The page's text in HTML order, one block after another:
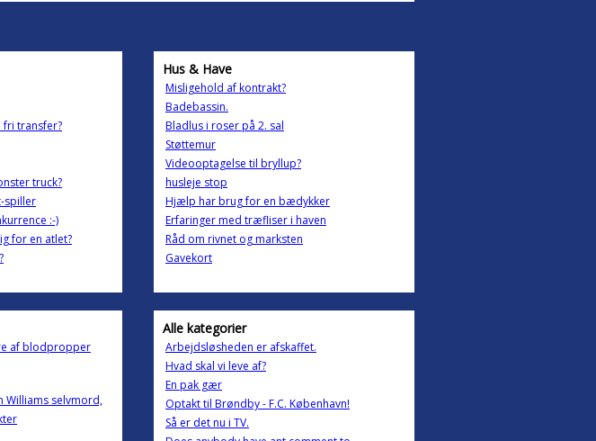
fri transfer?
truck?
spiller
:-)
for en atlet?
Hus & Have
Misligehold af kontrakt?
Badebassin.
Bladlus i roser på 2. sal
Støttemur
Videooptagelse til bryllup?
husleje stop
Hjælp har brug for en bædykker
Erfaringer med træfliser i haven
Råd om rivnet og marksten
Gavekort
af blodpropper
Williams selvmord,
Alle kategorier
Arbejdsløsheden er afskaffet.
Hvad skal vi leve af?
En pak gær
Optakt til Brøndby - F.C. København!
Så er det nu i TV.